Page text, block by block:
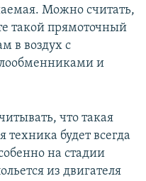
Можно считать,
такой прямоточный
в воздух с
и
что такая
будет всегда
на стадии
из двигателя